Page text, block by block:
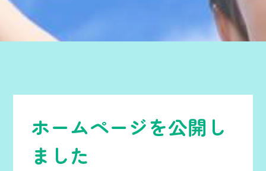
ホームページを公開し
ました